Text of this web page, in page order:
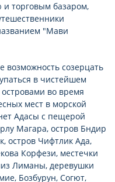
торговым базаром,
"Мави
возможность созерцать
в чистейшем
во время
мест в морской
Адасы с пещерой
Магара, остров Бндир
остров Чифтлик Ада,
Корфези, местечки
Лиманы, деревушки
Бозбурун, Согют,